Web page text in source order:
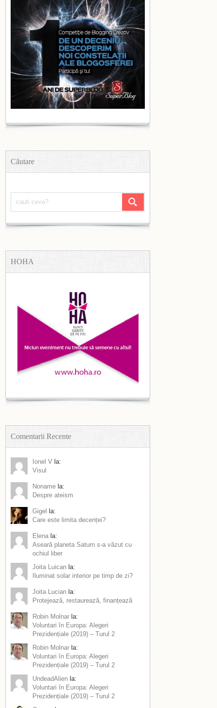
Căutare
HOHA
Comentarii Recente
Ionel V la:
Visul
Noname la:
Despre ateism
Gigel
la:
Care este limita decenței?
Elena la:
Aseară planeta Saturn s-a văzut cu
ochiul liber
Joita Luican la:
Iluminat solar interior pe timp de zi?
Joita Lucian la:
Protejează, restaurează, finanțează
Robin Molnar la:
Voluntari în Europa: Alegeri
Prezidențiale (2019) – Turul 2
Robin Molnar la:
Voluntari în Europa: Alegeri
Prezidențiale (2019) – Turul 2
UndeadAlien la:
Voluntari în Europa: Alegeri
Prezidențiale (2019) – Turul 2